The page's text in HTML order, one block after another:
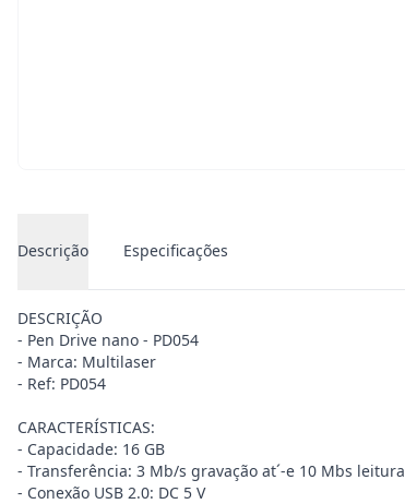
Descrição Especificações
DESCRIÇÃO
- Pen Drive nano - PD054
- Marca: Multilaser
- Ref: PD054
CARACTERÍSTICAS:
- Capacidade: 16 GB
- Transferência: 3 Mb/s gravação at´-e 10 Mbs leitura
- Conexão USB 2.0: DC 5 V